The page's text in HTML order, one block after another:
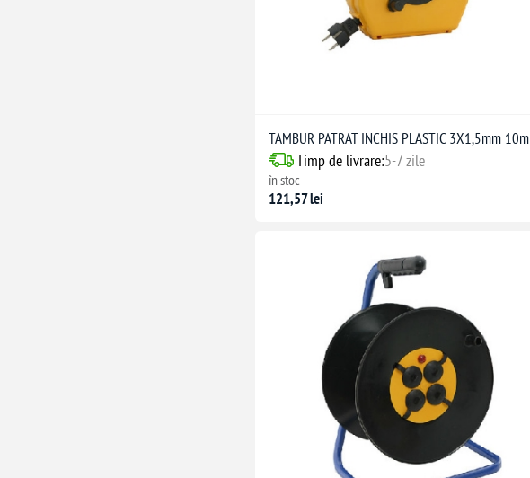
TAMBUR PATRAT INCHIS PLASTIC 3X1,5mm 10m
Timp de livrare:5-7 zile
în stoc
121,57 lei